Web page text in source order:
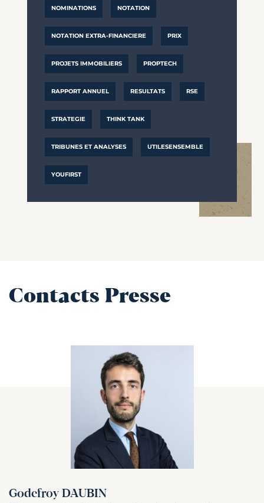
NOMINATIONS NOTATION
NOTATION EXTRA-FINANCIERE PRIX
PROJETS IMMOBILIERS PROPTECH
RAPPORT ANNUEL RESULTATS RSE
STRATEGIE THINK TANK
TRIBUNES ET ANALYSES UTILESENSEMBLE
YOUFIRST
Contacts Presse
Godefroy DAUBIN